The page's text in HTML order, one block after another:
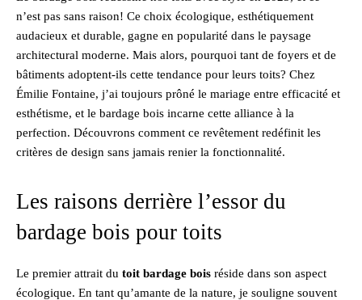
n’est pas sans raison! Ce choix écologique, esthétiquement
audacieux et durable, gagne en popularité dans le paysage
architectural moderne. Mais alors, pourquoi tant de foyers et de
bâtiments adoptent-ils cette tendance pour leurs toits? Chez
Émilie Fontaine, j’ai toujours prôné le mariage entre efficacité et
esthétisme, et le bardage bois incarne cette alliance à la
perfection. Découvrons comment ce revêtement redéfinit les
critères de design sans jamais renier la fonctionnalité.
Les raisons derrière l’essor du
bardage bois pour toits
Le premier attrait du toit bardage bois réside dans son aspect
écologique. En tant qu’amante de la nature, je souligne souvent